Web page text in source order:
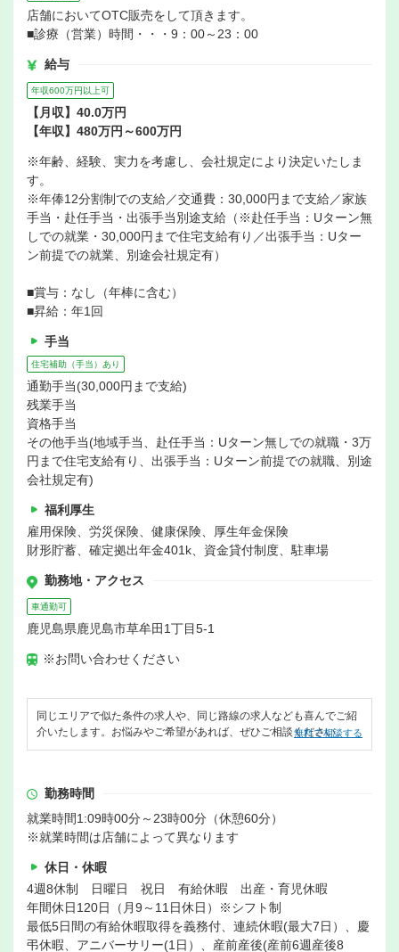
店舗においてOTC販売をして頂きます。
■診療（営業）時間・・・9：00～23：00
給与
年収600万円以上可
【月収】40.0万円
【年収】480万円～600万円
※年齢、経験、実力を考慮し、会社規定により決定いたしま
す。
※年俸12分割制での支給／交通費：30,000円まで支給／家族
手当・赴任手当・出張手当別途支給（※赴任手当：Uターン無
しでの就業・30,000円まで住宅支給有り／出張手当：Uター
ン前提での就業、別途会社規定有）
■賞与：なし（年棒に含む）
■昇給：年1回
手当
住宅補助（手当）あり
通勤手当(30,000円まで支給)
残業手当
資格手当
その他手当(地域手当、赴任手当：Uターン無しでの就職・3万
円まで住宅支給有り、出張手当：Uターン前提での就職、別途
会社規定有)
福利厚生
雇用保険、労災保険、健康保険、厚生年金保険
財形貯蓄、確定拠出年金401k、資金貸付制度、駐車場
勤務地・アクセス
車通勤可
鹿児島県鹿児島市草牟田1丁目5-1
※お問い合わせください
同じエリアで似た条件の求人や、同じ路線の求人なども喜んでご紹
介いたします。お悩みやご希望があれば、ぜひご相談ください。
無料で相談する
勤務時間
就業時間1:09時00分～23時00分（休憩60分）
※就業時間は店舗によって異なります
休日・休暇
4週8休制 日曜日 祝日 有給休暇 出産・育児休暇
年間休日120日（月9～11日休日）※シフト制
最低5日間の有給休暇取得を義務付、連続休暇(最大7日）、慶
弔休暇、アニバーサリー(1日）、産前産後(産前6週産後8